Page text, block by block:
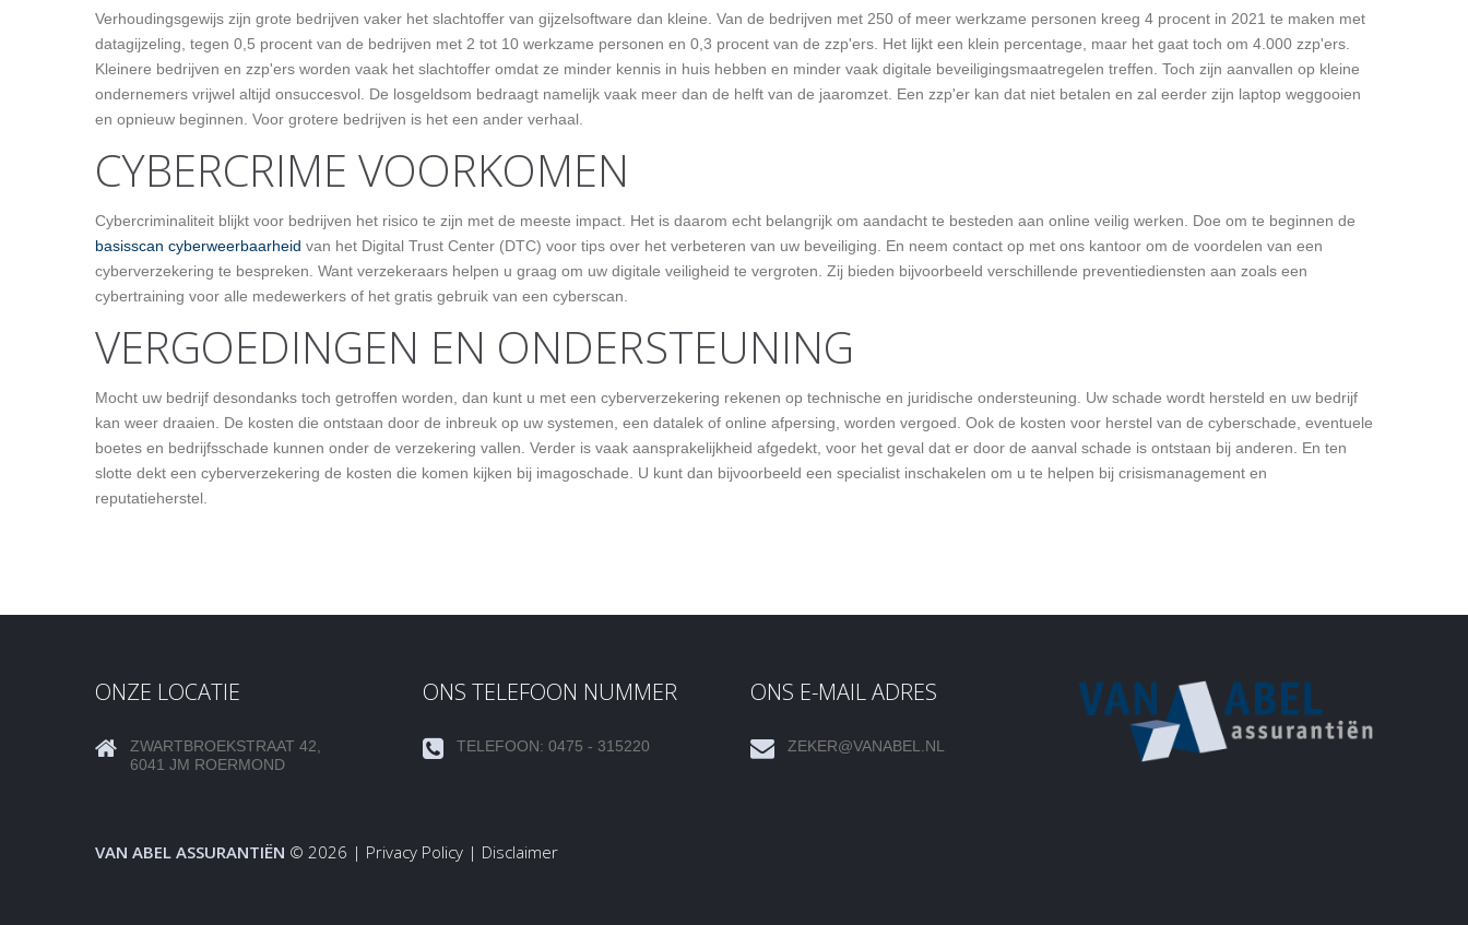
Verhoudingsgewijs zijn grote bedrijven vaker het slachtoffer van gijzelsoftware dan kleine. Van de bedrijven met 250 of meer werkzame personen kreeg 4 procent in 2021 te maken met
datagijzeling, tegen 0,5 procent van de bedrijven met 2 tot 10 werkzame personen en 0,3 procent van de zzp'ers. Het lijkt een klein percentage, maar het gaat toch om 4.000 zzp'ers.
Kleinere bedrijven en zzp'ers worden vaak het slachtoffer omdat ze minder kennis in huis hebben en minder vaak digitale beveiligingsmaatregelen treffen. Toch zijn aanvallen op kleine
ondernemers vrijwel altijd onsuccesvol. De losgeldsom bedraagt namelijk vaak meer dan de helft van de jaaromzet. Een zzp'er kan dat niet betalen en zal eerder zijn laptop weggooien
en opnieuw beginnen. Voor grotere bedrijven is het een ander verhaal.
CYBERCRIME VOORKOMEN
Cybercriminaliteit blijkt voor bedrijven het risico te zijn met de meeste impact. Het is daarom echt belangrijk om aandacht te besteden aan online veilig werken. Doe om te beginnen de
basisscan cyberweerbaarheid van het Digital Trust Center (DTC) voor tips over het verbeteren van uw beveiliging. En neem contact op met ons kantoor om de voordelen van een
cyberverzekering te bespreken. Want verzekeraars helpen u graag om uw digitale veiligheid te vergroten. Zij bieden bijvoorbeeld verschillende preventiediensten aan zoals een
cybertraining voor alle medewerkers of het gratis gebruik van een cyberscan.
VERGOEDINGEN EN ONDERSTEUNING
Mocht uw bedrijf desondanks toch getroffen worden, dan kunt u met een cyberverzekering rekenen op technische en juridische ondersteuning. Uw schade wordt hersteld en uw bedrijf
kan weer draaien. De kosten die ontstaan door de inbreuk op uw systemen, een datalek of online afpersing, worden vergoed. Ook de kosten voor herstel van de cyberschade, eventuele
boetes en bedrijfsschade kunnen onder de verzekering vallen. Verder is vaak aansprakelijkheid afgedekt, voor het geval dat er door de aanval schade is ontstaan bij anderen. En ten
slotte dekt een cyberverzekering de kosten die komen kijken bij imagoschade. U kunt dan bijvoorbeeld een specialist inschakelen om u te helpen bij crisismanagement en
reputatieherstel.
ONZE LOCATIE
ZWARTBROEKSTRAAT 42,
6041 JM ROERMOND
ONS TELEFOON NUMMER
TELEFOON: 0475 - 315220
ONS E-MAIL ADRES
ZEKER@VANABEL.NL
VAN ABEL ASSURANTIËN © 2026 | Privacy Policy | Disclaimer